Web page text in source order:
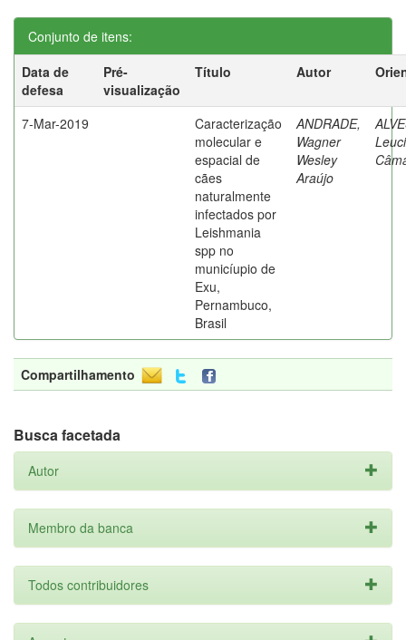
Conjunto de itens:
Data de
defesa
Pré-
visualização
Título Autor
7-Mar-2019
Caracterização
molecular e
espacial de
cães
naturalmente
infectados por
Leishmania
spp no
municíupio de
Exu,
Pernambuco,
Brasil
ANDRADE,
Wagner
Wesley
Araújo
Compartilhamento
Busca facetada
Autor
Membro da banca
Todos contribuidores